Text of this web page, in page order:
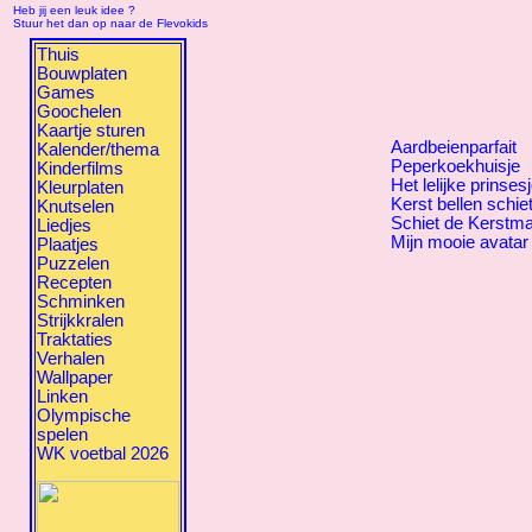
Heb jij een leuk idee ?
Stuur het dan op naar de Flevokids
Thuis
Bouwplaten
Games
Goochelen
Kaartje sturen
Kalender/thema
Kinderfilms
Kleurplaten
Knutselen
Liedjes
Plaatjes
Puzzelen
Recepten
Schminken
Strijkkralen
Traktaties
Verhalen
Wallpaper
Linken
Olympische
spelen
WK voetbal 2026
Aardbeienparfait
Peperkoekhuisje
Het lelijke
Kerst bellen
Schiet de
Mijn mooie avatar